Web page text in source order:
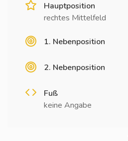
Hauptposition
rechtes Mittelfeld
1. Nebenposition
2. Nebenposition
Fuß
keine Angabe